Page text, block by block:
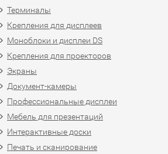
Терминалы
Крепления для дисплеев
Моноблоки и дисплеи DS
Крепления для проекторов
Экраны
Документ-камеры
Профессиональные дисплеи
Мебель для презентаций
Интерактивные доски
Печать и сканирование